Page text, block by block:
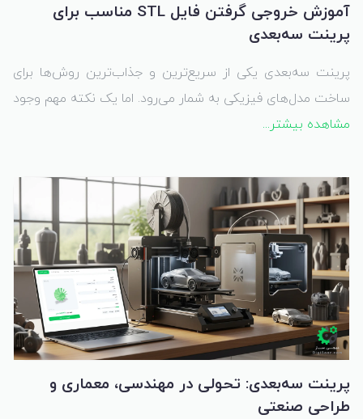
آموزش خروجی گرفتن فایل STL مناسب برای
پرینت سه‌بعدی
پرینت سه‌بعدی یکی از سریع‌ترین و جذاب‌ترین روش‌ها برای
ساخت مدل‌های فیزیکی به شمار می‌رود. اما یک نکته مهم وجود
دارد: کیفیت پرینت کاملاً به کیفیت فایل سه‌بعدی شما بستگی
مشاهده بیشتر...
پرینت سه‌بعدی: تحولی در مهندسی، معماری و
طراحی صنعتی